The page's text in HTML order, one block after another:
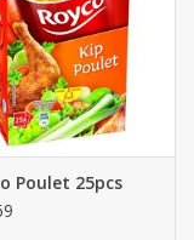
Poulet 25pcs